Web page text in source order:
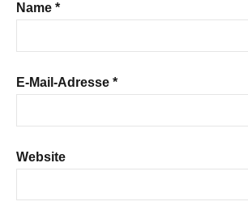
Name *
E-Mail-Adresse *
Website